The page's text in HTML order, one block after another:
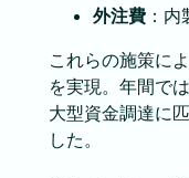
外注費：内
これらの施策に
を実現。年間で
大型資金調達に
した。